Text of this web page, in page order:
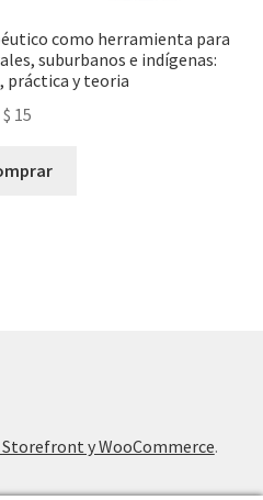
como herramienta para
suburbanos e indígenas:
práctica y teoria
$ 15
Storefront y WooCommerce.